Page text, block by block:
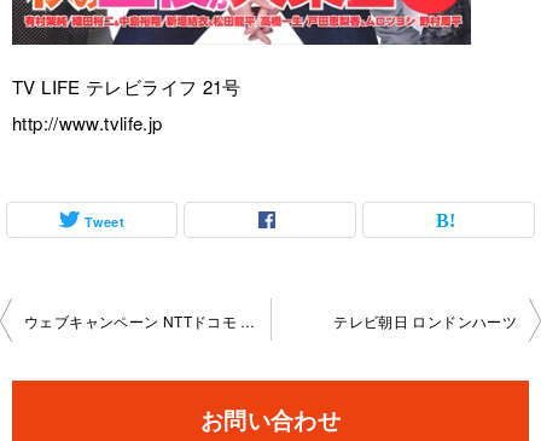
TV LIFE テレビライフ 21号
http://www.tvlife.jp
Tweet
投
ウェブキャンペーン NTTドコモ presents うた手紙 テレビ朝日 ロンドンハーツ
お問い合わせ